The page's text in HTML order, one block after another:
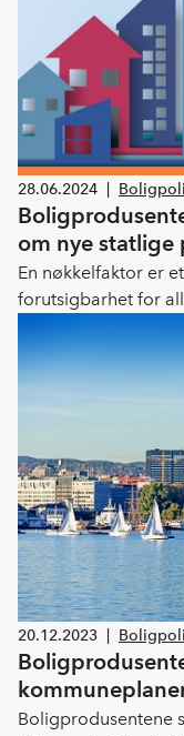
forutsigbarhet for
departementet om
ut på ny høring.
28.06.2024
om nye statlige
arealbruk og
En nøkkelfaktor er
forutsigbarhet for
hensyn, krav,
Boligprodusentene
forslaget og sende
høringssvar.
20.12.2023
Boligprodusentene